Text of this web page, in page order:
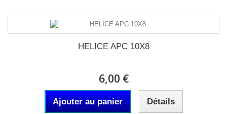
HELICE APC 10X8
6,00 €
Ajouter au panier Détails